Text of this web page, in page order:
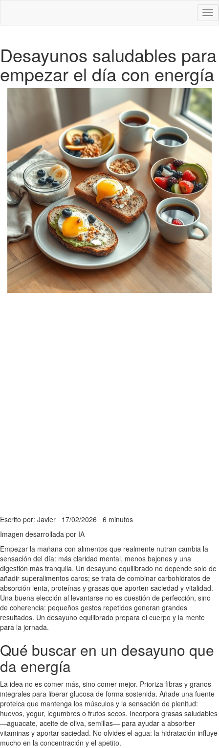
Desayunos saludables para
empezar el día con energía
Escrito por: Javier 17/02/2026 6 minutos
Imagen desarrollada por IA
Empezar la mañana con alimentos que realmente nutran cambia la
sensación del día: más claridad mental, menos bajones y una
digestión más tranquila. Un desayuno equilibrado no depende solo de
añadir superalimentos caros; se trata de combinar carbohidratos de
absorción lenta, proteínas y grasas que aporten saciedad y vitalidad.
Una buena elección al levantarse no es cuestión de perfección, sino
de coherencia: pequeños gestos repetidos generan grandes
resultados. Un desayuno equilibrado prepara el cuerpo y la mente
para la jornada.
Qué buscar en un desayuno que
da energía
La idea no es comer más, sino comer mejor. Prioriza fibras y granos
integrales para liberar glucosa de forma sostenida. Añade una fuente
proteica que mantenga los músculos y la sensación de plenitud:
huevos, yogur, legumbres o frutos secos. Incorpora grasas saludables
—aguacate, aceite de oliva, semillas— para ayudar a absorber
vitaminas y aportar saciedad. No olvides el agua: la hidratación influye
mucho en la concentración y el apetito.